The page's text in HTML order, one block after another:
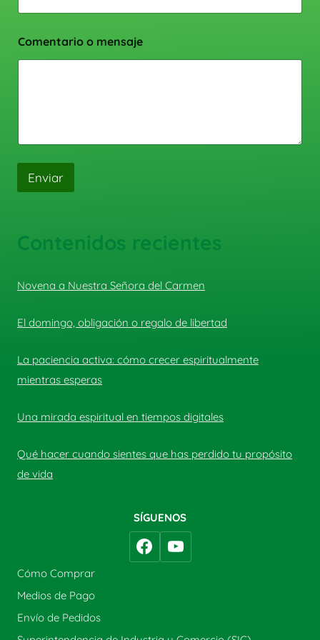
Comentario o mensaje
Enviar
Contenidos recientes
Novena a Nuestra Señora del Carmen
El domingo, obligación o regalo de libertad
La paciencia activa: cómo crecer espiritualmente
mientras esperas
Una mirada espiritual en tiempos digitales
Qué hacer cuando sientes que has perdido tu propósito
de vida
SÍGUENOS
Cómo Comprar
Medios de Pago
Envío de Pedidos